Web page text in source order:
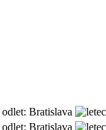
odlet: Bratislava
odlet: Bratislava